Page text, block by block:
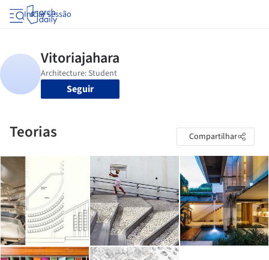
Iniciar sessão
Seguir
Teorias Compartilhar